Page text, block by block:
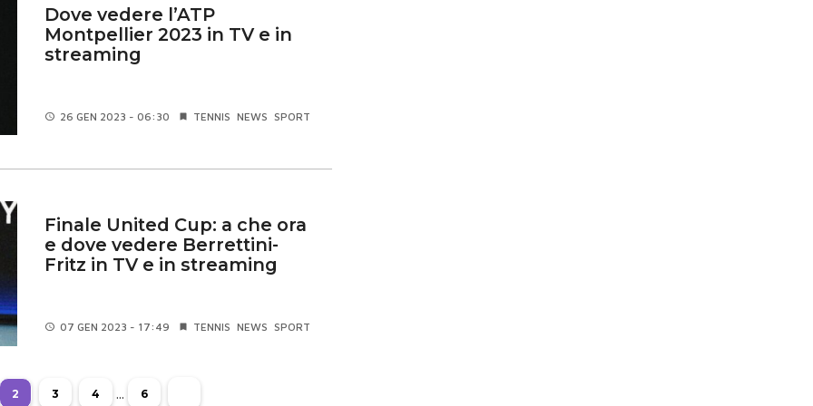
Dove vedere l’ATP
Montpellier 2023 in TV e in
streaming
26 GEN 2023 - 06:30 TENNIS NEWS SPORT
Finale United Cup: a che ora
e dove vedere Berrettini-
Fritz in TV e in streaming
07 GEN 2023 - 17:49 TENNIS NEWS SPORT
2 3 4 ... 6